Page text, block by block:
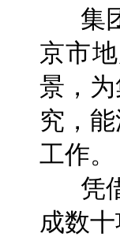
集团
京市
景，
究，
工作。
凭借
成数